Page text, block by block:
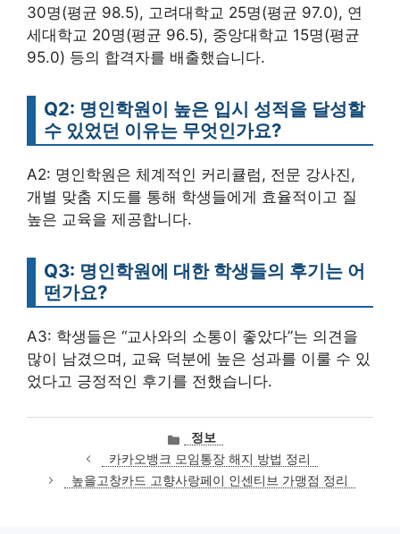
30명(평균 98.5), 고려대학교 25명(평균 97.0), 연
세대학교 20명(평균 96.5), 중앙대학교 15명(평균
95.0) 등의 합격자를 배출했습니다.
Q2: 명인학원이 높은 입시 성적을 달성할
수 있었던 이유는 무엇인가요?
A2: 명인학원은 체계적인 커리큘럼, 전문 강사진,
개별 맞춤 지도를 통해 학생들에게 효율적이고 질
높은 교육을 제공합니다.
Q3: 명인학원에 대한 학생들의 후기는 어
떤가요?
A3: 학생들은 “교사와의 소통이 좋았다”는 의견을
많이 남겼으며, 교육 덕분에 높은 성과를 이룰 수 있
었다고 긍정적인 후기를 전했습니다.
카
테
고
리
정보
카카오뱅크 모임통장 해지 방법 정리
높을고창카드 고향사랑페이 인센티브 가맹점 정리